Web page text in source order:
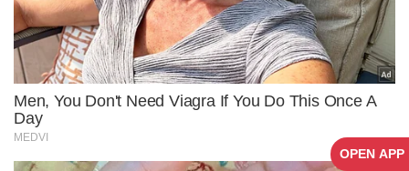
OPEN APP